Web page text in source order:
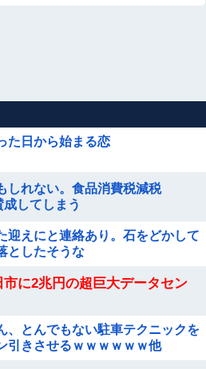
た日から始まる恋
しれない。食品消費税減税
してしまう
迎えにと連絡あり。石をどかして
としたそうな
に2兆円の超巨大データセン
、とんでもない駐車テクニックを
引きさせるｗｗｗｗｗｗ他